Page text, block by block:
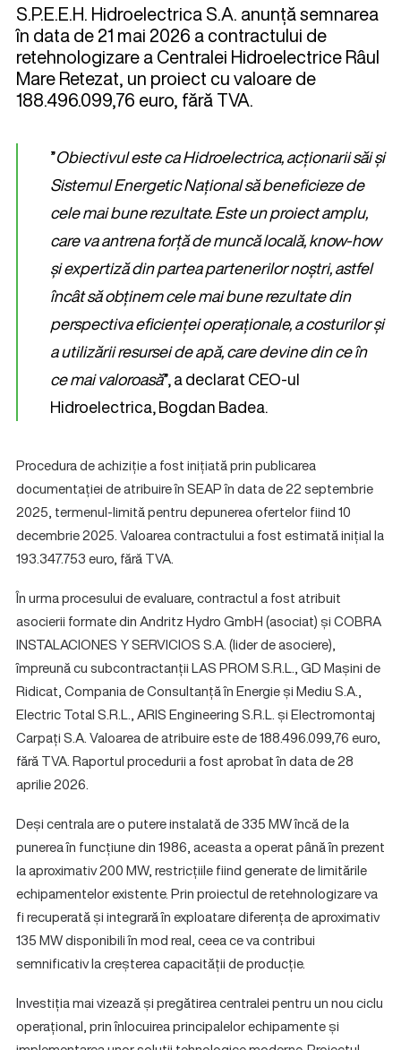
S.P.E.E.H. Hidroelectrica S.A. anunță semnarea
în data de 21 mai 2026 a contractului de
retehnologizare a Centralei Hidroelectrice Râul
Mare Retezat, un proiect cu valoare de
188.496.099,76 euro, fără TVA.
”Obiectivul este ca Hidroelectrica, acționarii săi și
Sistemul Energetic Național să beneficieze de
cele mai bune rezultate. Este un proiect amplu,
care va antrena forță de muncă locală, know-how
și expertiză din partea partenerilor noștri, astfel
încât să obținem cele mai bune rezultate din
perspectiva eficienței operaționale, a costurilor și
a utilizării resursei de apă, care devine din ce în
ce mai valoroasă”, a declarat CEO-ul
Hidroelectrica, Bogdan Badea.
Procedura de achiziție a fost inițiată prin publicarea
documentației de atribuire în SEAP în data de 22 septembrie
2025, termenul-limită pentru depunerea ofertelor fiind 10
decembrie 2025. Valoarea contractului a fost estimată inițial la
193.347.753 euro, fără TVA.
În urma procesului de evaluare, contractul a fost atribuit
asocierii formate din Andritz Hydro GmbH (asociat) și COBRA
INSTALACIONES Y SERVICIOS S.A. (lider de asociere),
împreună cu subcontractanții LAS PROM S.R.L., GD Mașini de
Ridicat, Compania de Consultanță în Energie și Mediu S.A.,
Electric Total S.R.L., ARIS Engineering S.R.L. și Electromontaj
Carpați S.A. Valoarea de atribuire este de 188.496.099,76 euro,
fără TVA. Raportul procedurii a fost aprobat în data de 28
aprilie 2026.
Deși centrala are o putere instalată de 335 MW încă de la
punerea în funcțiune din 1986, aceasta a operat până în prezent
la aproximativ 200 MW, restricțiile fiind generate de limitările
echipamentelor existente. Prin proiectul de retehnologizare va
fi recuperată și integrară în exploatare diferența de aproximativ
135 MW disponibili în mod real, ceea ce va contribui
semnificativ la creșterea capacității de producție.
Investiția mai vizează și pregătirea centralei pentru un nou ciclu
operațional, prin înlocuirea principalelor echipamente și